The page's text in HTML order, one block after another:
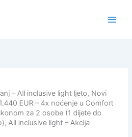
– All inclusive light ljeto, Novi
EUR – 4x noćenje u Comfort
za 2 osobe (1 dijete do
All inclusive light – Akcija